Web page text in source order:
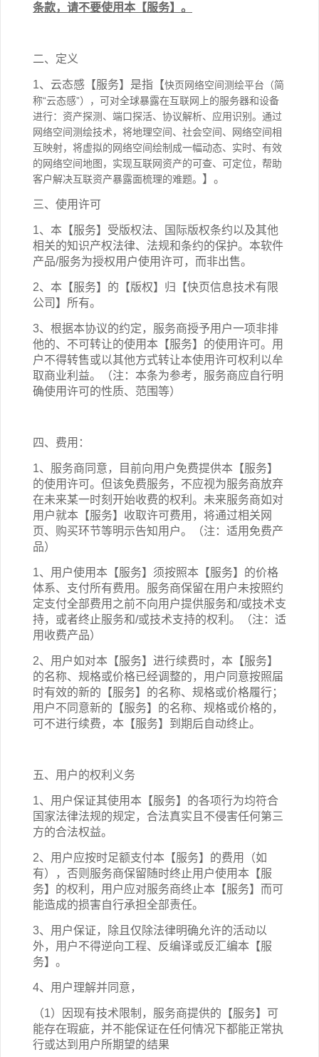
条款，请不要使用本【服务】。
二、定义
1、云态感【服务】是指【快页网络空间测绘平台（简
称“云态感”），可对全球暴露在互联网上的服务器和设备
进行：资产探测、端口探活、协议解析、应用识别。通过
网络空间测绘技术，将地理空间、社会空间、网络空间相
互映射，将虚拟的网络空间绘制成一幅动态、实时、有效
的网络空间地图，实现互联网资产的可查、可定位，帮助
客户解决互联资产暴露面梳理的难题。 】。
三、使用许可
1、本【服务】受版权法、国际版权条约以及其他
相关的知识产权法律、法规和条约的保护。本软件
产品/服务为授权用户使用许可，而非出售。
2、本【服务】的【版权】归【快页信息技术有限
公司】所有。
3、根据本协议的约定，服务商授予用户一项非排
他的、不可转让的使用本【服务】的使用许可。用
户不得转售或以其他方式转让本使用许可权利以牟
取商业利益。（注：本条为参考，服务商应自行明
确使用许可的性质、范围等）
四、费用：
1、服务商同意，目前向用户免费提供本【服务】
的使用许可。但该免费服务，不应视为服务商放弃
在未来某一时刻开始收费的权利。未来服务商如对
用户就本【服务】收取许可费用，将通过相关网
页、购买环节等明示告知用户。（注：适用免费产
品）
1、用户使用本【服务】须按照本【服务】的价格
体系、支付所有费用。服务商保留在用户未按照约
定支付全部费用之前不向用户提供服务和/或技术支
持，或者终止服务和/或技术支持的权利。（注：适
用收费产品）
2、用户如对本【服务】进行续费时，本【服务】
的名称、规格或价格已经调整的，用户同意按照届
时有效的新的【服务】的名称、规格或价格履行；
用户不同意新的【服务】的名称、规格或价格的，
可不进行续费，本【服务】到期后自动终止。
五、用户的权利义务
1、用户保证其使用本【服务】的各项行为均符合
国家法律法规的规定，合法真实且不侵害任何第三
方的合法权益。
2、用户应按时足额支付本【服务】的费用（如
有），否则服务商保留随时终止用户使用本【服
务】的权利，用户应对服务商终止本【服务】而可
能造成的损害自行承担全部责任。
3、用户保证，除且仅除法律明确允许的活动以
外，用户不得逆向工程、反编译或反汇编本【服
务】。
4、用户理解并同意，
（1）因现有技术限制，服务商提供的【服务】可
能存在瑕疵，并不能保证在任何情况下都能正常执
行或达到用户所期望的结果